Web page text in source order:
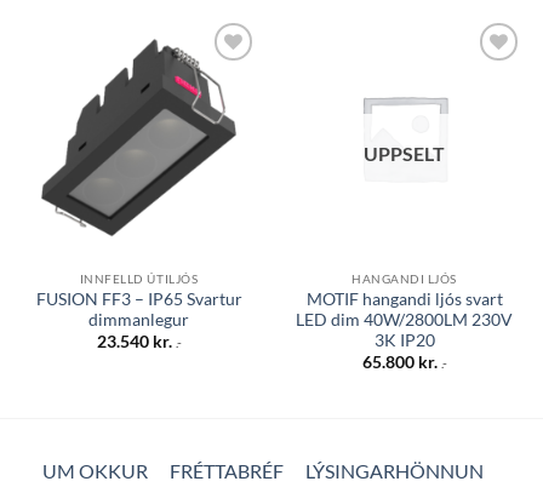
Bæta á
óskalista
INNFELLD ÚTILJÓS
FUSION FF3 – IP65 Svartur
dimmanlegur
23.540 kr. .-
UPPSELT
HANGANDI LJÓS
MOTIF hangandi ljós svart
LED dim 40W/2800LM 230V
3K IP20
65.800 kr. .-
UM OKKUR FRÉTTABRÉF
LÝSINGARHÖNNUN